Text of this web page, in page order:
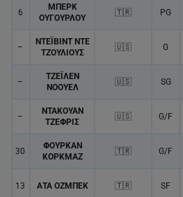
6
ΜΠΕΡΚ
ΟΥΓΟΥΡΛΟΥ
🇹🇷 PG
–
ΝΤΕΪΒΙΝΤ ΝΤΕ
ΤΖΟΥΛΙΟΥΣ
🇺🇸 G
–
ΤΖΕΪΛΕΝ
ΝΟΟΥΕΛ
🇺🇸 SG
–
ΝΤΑΚΟΥΑΝ
ΤΖΕΦΡΙΣ
🇺🇸 G/F
30
ΦΟΥΡΚΑΝ
ΚΟΡΚΜΑΖ
🇹🇷 G/F
13 ΑΤΑ ΟΖΜΠΕΚ 🇹🇷 SF